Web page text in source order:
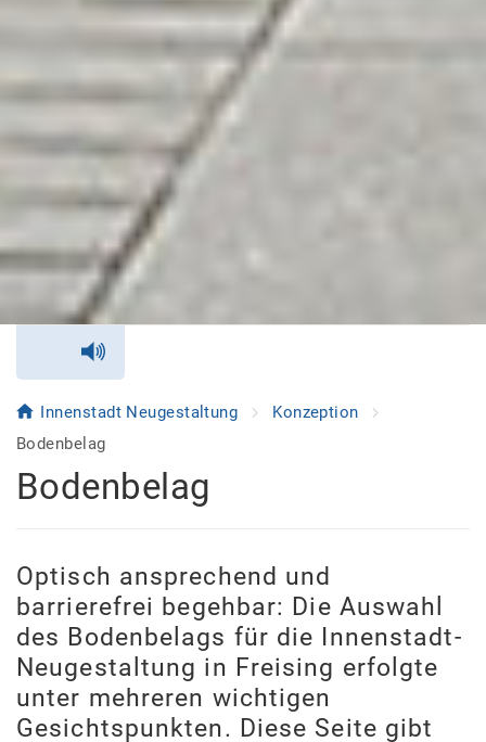
Innenstadt Neugestaltung
Konzeption
Bodenbelag
Bodenbelag
Optisch ansprechend und
barrierefrei begehbar: Die Auswahl
des Bodenbelags für die Innenstadt-
Neugestaltung in Freising erfolgte
unter mehreren wichtigen
Gesichtspunkten. Diese Seite gibt